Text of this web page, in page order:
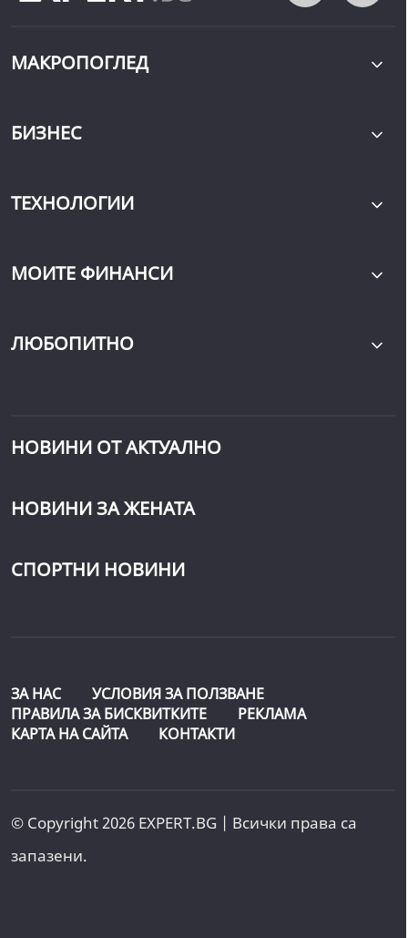
МАКРОПОГЛЕД
БИЗНЕС
ТЕХНОЛОГИИ
МОИТЕ ФИНАНСИ
ЛЮБОПИТНО
НОВИНИ ОТ АКТУАЛНО
НОВИНИ ЗА ЖЕНАТА
СПОРТНИ НОВИНИ
ЗА НАС
УСЛОВИЯ ЗА ПОЛЗВАНЕ
ПРАВИЛА ЗА БИСКВИТКИТЕ
РЕКЛАМА
КАРТА НА САЙТА
КОНТАКТИ
© Copyright 2026 EXPERT.BG | Всички права са
запазени.